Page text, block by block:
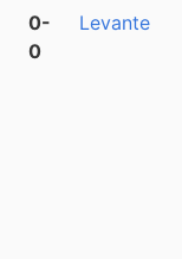
0-
0
Levante